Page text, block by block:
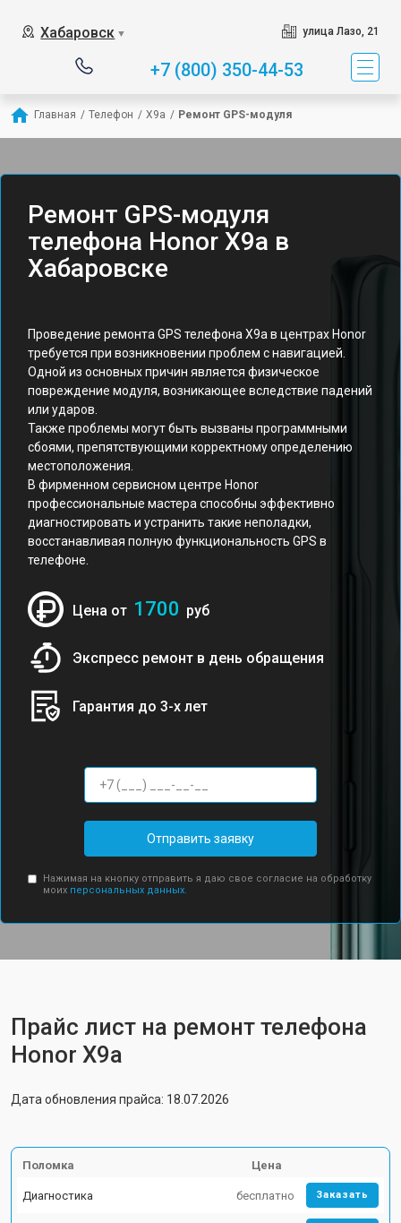
Хабаровск ▼ улица Лазо, 21
+7 (800) 350-44-53
Главная / Телефон / X9a / Ремонт GPS-модуля
Ремонт GPS-модуля
телефона Honor X9a в
Хабаровске
Проведение ремонта GPS телефона X9a в центрах Honor
требуется при возникновении проблем с навигацией.
Одной из основных причин является физическое
повреждение модуля, возникающее вследствие падений
или ударов.
Также проблемы могут быть вызваны программными
сбоями, препятствующими корректному определению
местоположения.
В фирменном сервисном центре Honor
профессиональные мастера способны эффективно
диагностировать и устранить такие неполадки,
восстанавливая полную функциональность GPS в
телефоне.
Цена от 1700 руб
Экспресс ремонт в день обращения
Гарантия до 3-х лет
Отправить заявку
Нажимая на кнопку отправить я даю свое согласие на обработку
моих персональных данных.
Прайс лист на ремонт телефона
Honor X9a
Дата обновления прайса: 18.07.2026
Поломка Цена
Диагностика бесплатно Заказать